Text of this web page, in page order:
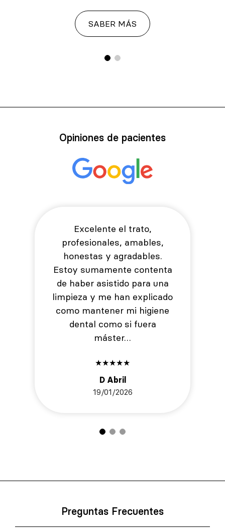
SABER MÁS
Opiniones de pacientes
Excelente el trato,
profesionales, amables,
honestas y agradables.
Estoy sumamente contenta
de haber asistido para una
limpieza y me han explicado
como mantener mi higiene
dental como si fuera
máster…
★★★★★
D Abril
19/01/2026
Preguntas Frecuentes